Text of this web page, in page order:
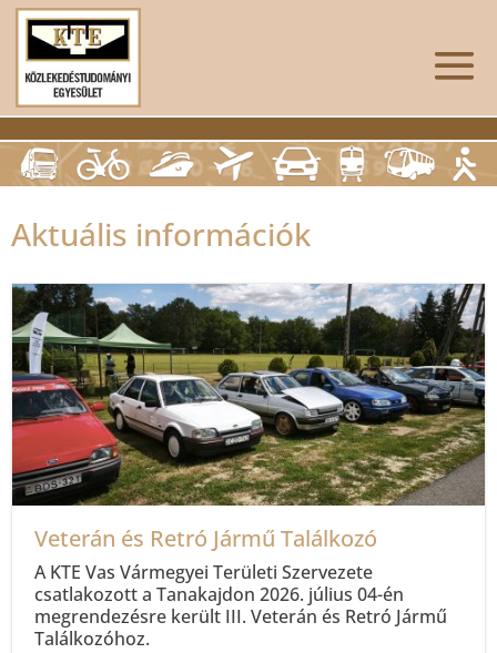
Aktuális információk
Veterán és Retró Jármű Találkozó
A KTE Vas Vármegyei Területi Szervezete
csatlakozott a Tanakajdon 2026. július 04-én
megrendezésre került III. Veterán és Retró Jármű
Találkozóhoz.